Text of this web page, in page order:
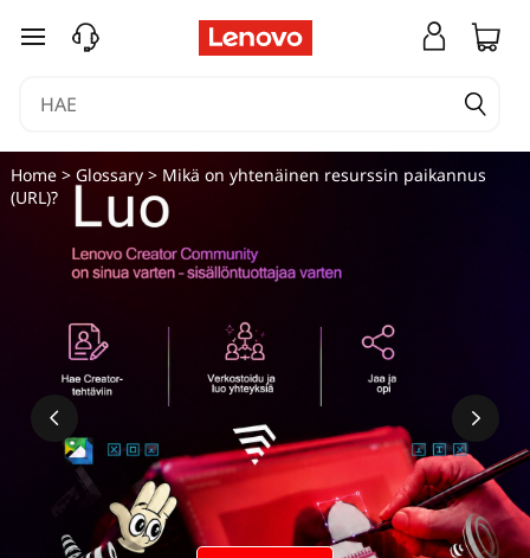
siirry pääsisältöön
Home> Glossary> Mikä on yhtenäinen resurssin paikannus
(URL)?